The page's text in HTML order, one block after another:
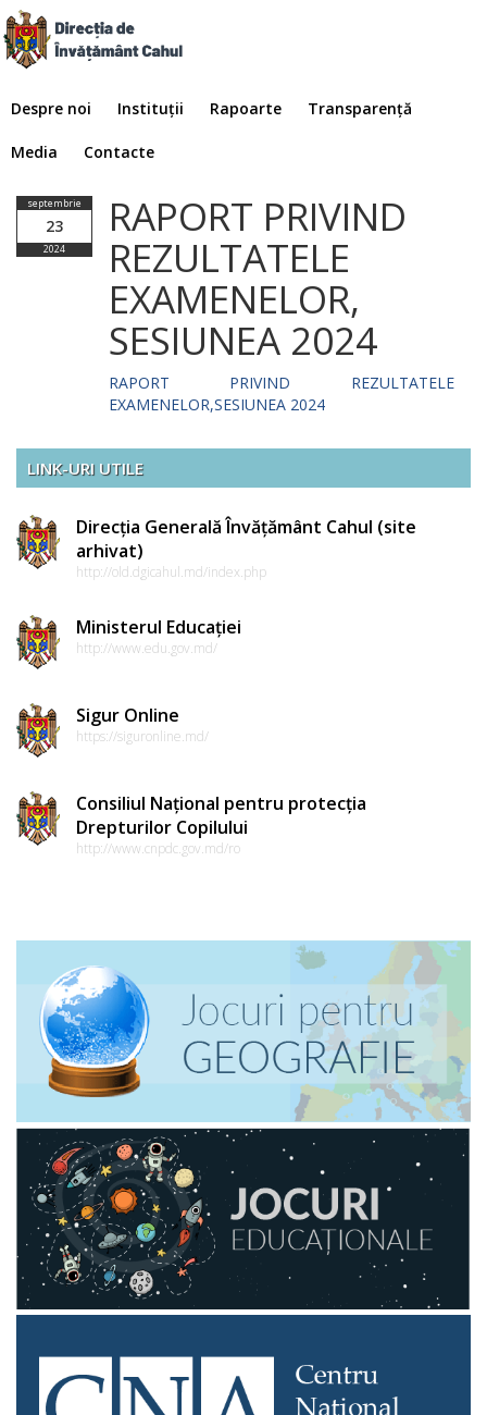
Despre noi Instituții Rapoarte Transparență
Media Contacte
septembrie
23
2024
RAPORT PRIVIND
REZULTATELE
EXAMENELOR,
SESIUNEA 2024
RAPORT PRIVIND REZULTATELE
EXAMENELOR,SESIUNEA 2024
LINK-URI UTILE
Direcția Generală Învățământ Cahul (site
arhivat)
http://old.dgicahul.md/index.php
Ministerul Educației
http://www.edu.gov.md/
Sigur Online
https://siguronline.md/
Consiliul Național pentru protecția
Drepturilor Copilului
http://www.cnpdc.gov.md/ro